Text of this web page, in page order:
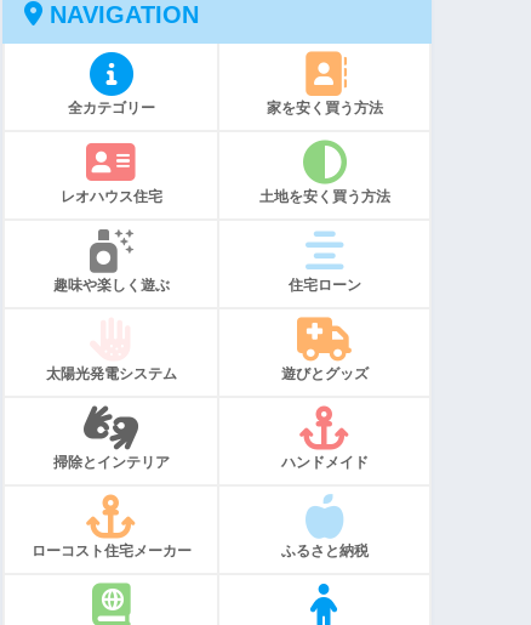
NAVIGATION
全カテゴリー 家を安く買う方法
レオハウス住宅 土地を安く買う方法
趣味や楽しく遊ぶ 住宅ローン
太陽光発電システム 遊びとグッズ
掃除とインテリア ハンドメイド
ローコスト住宅メーカー ふるさと納税